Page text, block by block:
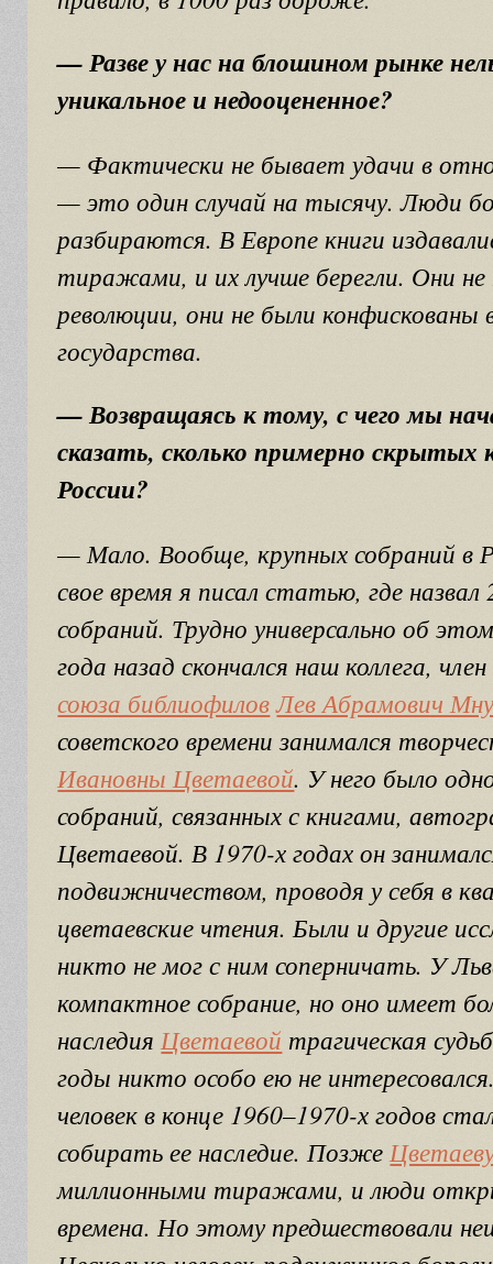
— Разве у нас на блошином рынке
уникальное и недооцененное?
— Фактически не бывает удачи в
— это один случай на тысячу. Люди
разбираются. В Европе книги
тиражами, и их лучше берегли. Они
революции, они не были конфискованы
государства.
— Возвращаясь к тому, с чего мы
сказать, сколько примерно скрытых
России?
— Мало. Вообще, крупных собраний в
свое время я писал статью, где
собраний. Трудно универсально об
года назад скончался наш коллега, член
союза библиофилов Лев Абрамович
советского времени занимался
Ивановны Цветаевой. У него было
собраний, связанных с книгами,
Цветаевой. В 1970-х годах он
подвижничеством, проводя у себя в
цветаевские чтения. Были и другие
никто не мог с ним соперничать. У
компактное собрание, но оно имеет
наследияЦветаевой трагическая
годы никто особо ею не
человек в конце 1960–1970-х годов
собирать ее наследие. Позже
миллионными тиражами, и люди
времена. Но этому предшествовали